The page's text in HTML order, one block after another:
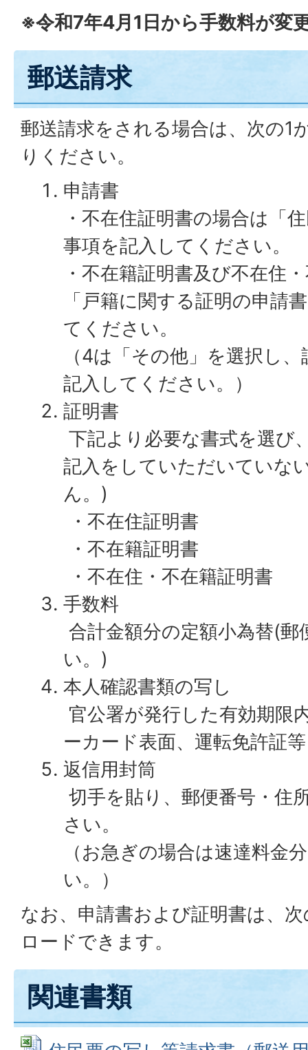
※令和7年4月1日から手数料が変
郵送請求
郵送請求をされる場合は、次の1
りください。
申請書
・不在住証明書の場合は「
事項を記入してください。
・不在籍証明書及び不在住
「戸籍に関する証明の申請
てください。
（4は「その他」を選択し
記入してください。）
証明書
下記より必要な書式を選び
記入をしていただいていな
ん。)
・不在住証明書
・不在籍証明書
・不在住・不在籍証明書
手数料
合計金額分の定額小為替(
い。)
本人確認書類の写し
官公署が発行した有効期限
ーカード表面、運転免許証
返信用封筒
切手を貼り、郵便番号・住
さい。
（お急ぎの場合は速達料金
い。）
なお、申請書および証明書は、
ロードできます。
関連書類